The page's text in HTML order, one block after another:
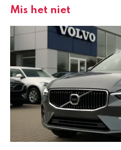
Mis het niet